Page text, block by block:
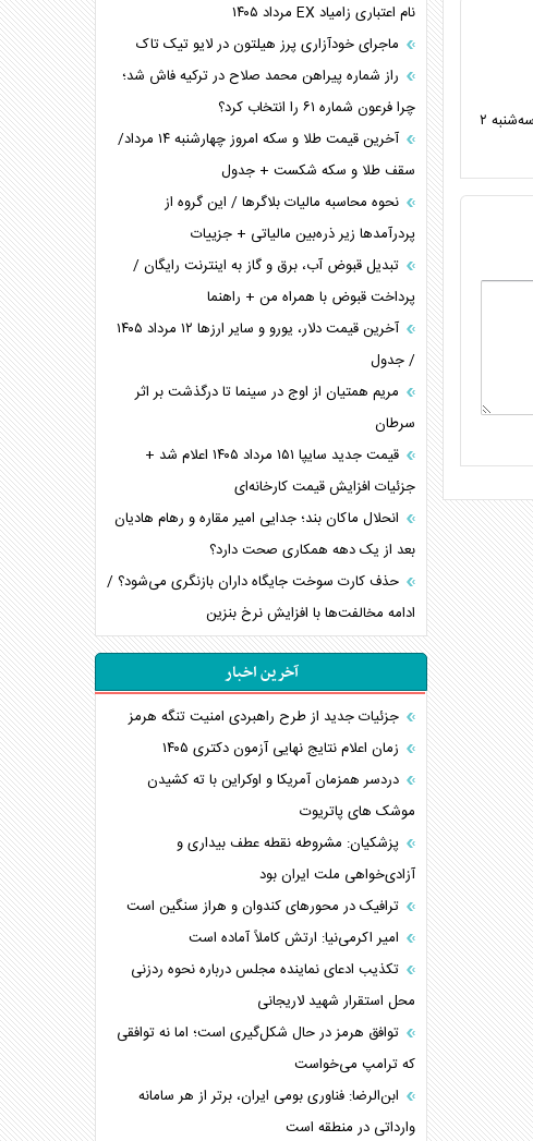
جام جهانی ۲۰۲۶| برنامه و ساعت بازی‌های دوشنبه ۱ تیر و بامداد سه‌شنبه ۲
نام اعتباری زامیاد EX مرداد ۱۴۰۵
ماجرای خودآزاری پرز هیلتون در لایو تیک تاک
راز شماره پیراهن محمد صلاح در ترکیه فاش شد؛
چرا فرعون شماره ۶۱ را انتخاب کرد؟
آخرین قیمت طلا و سکه امروز چهارشنبه ۱۴ مرداد/
سقف طلا و سکه شکست + جدول
نحوه محاسبه مالیات بلاگر‌ها / این گروه از
پردرآمد‌ها زیر ذره‌بین مالیاتی + جزییات
تبدیل قبوض آب، برق و گاز به اینترنت رایگان /
پرداخت قبوض با همراه من + راهنما
آخرین قیمت دلار، یورو و سایر ارز‌ها ۱۲ مرداد ۱۴۰۵
/ جدول
مریم همتیان از اوج در سینما تا درگذشت بر اثر
سرطان
قیمت جدید سایپا ۱۵۱ مرداد ۱۴۰۵ اعلام شد +
جزئیات افزایش قیمت کارخانه‌ای
انحلال ماکان بند؛ جدایی امیر مقاره و رهام هادیان
بعد از یک دهه همکاری صحت دارد؟
حذف کارت سوخت جایگاه داران بازنگری می‌شود؟ /
ادامه مخالفت‌ها با افزایش نرخ بنزین
آخرین اخبار
جزئیات جدید از طرح راهبردی امنیت تنگه هرمز
زمان اعلام نتایج نهایی آزمون دکتری ۱۴۰۵
دردسر همزمان آمریکا و اوکراین با ته کشیدن
موشک های پاتریوت
پزشکیان: مشروطه نقطه عطف بیداری و
آزادی‌خواهی ملت ایران بود
ترافیک در محورهای کندوان و هراز سنگین است
امیر اکرمی‌نیا: ارتش کاملاً آماده است
تکذیب ادعای نماینده مجلس درباره نحوه ردزنی
محل استقرار شهید لاریجانی
توافق هرمز در حال شکل‌گیری است؛ اما نه توافقی
که ترامپ می‌خواست
ابن‌الرضا: فناوری بومی ایران، برتر از هر سامانه
وارداتی در منطقه است